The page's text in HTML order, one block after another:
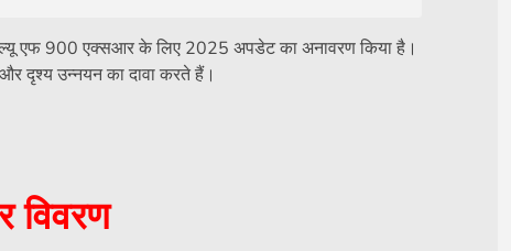
एफ 900 एक्सआर के लिए 2025 अपडेट का अनावरण किया है।
दृश्य उन्नयन का दावा करते हैं।